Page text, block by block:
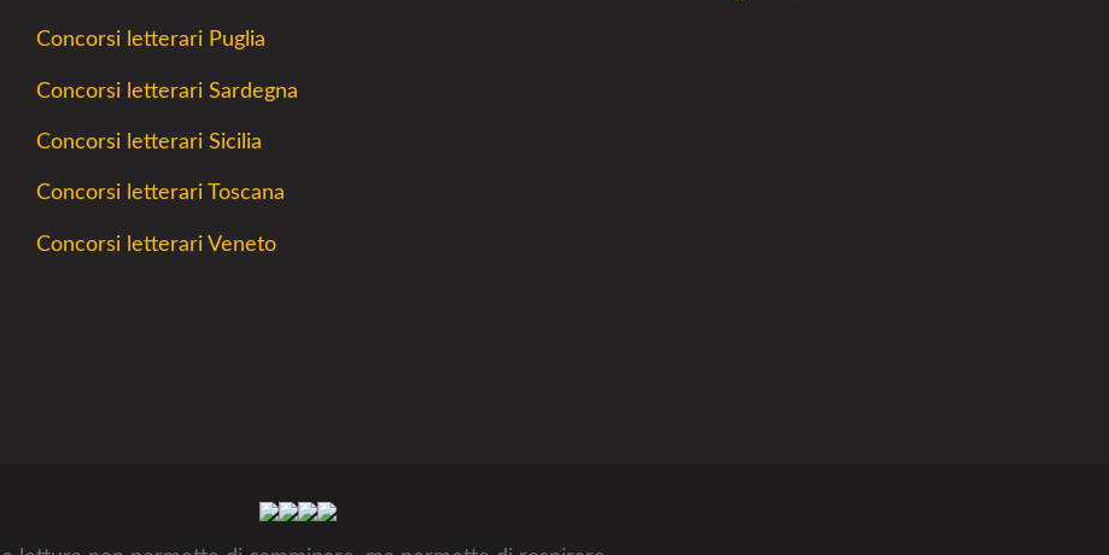
Concorsi letterari Puglia
Concorsi letterari Sardegna
Concorsi letterari Sicilia
Concorsi letterari Toscana
Concorsi letterari Veneto
Facebook
Twitter
Instagram
Youtube